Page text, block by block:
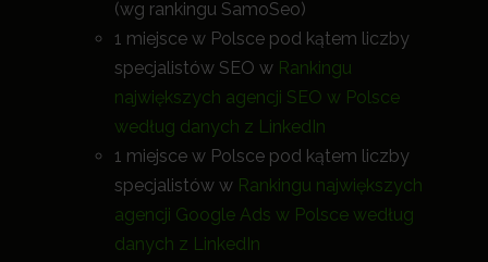
(wg rankingu SamoSeo)
1 miejsce w Polsce pod kątem liczby
specjalistów SEO w Rankingu
największych agencji SEO w Polsce
według danych z LinkedIn
1 miejsce w Polsce pod kątem liczby
specjalistów w Rankingu największych
agencji Google Ads w Polsce według
danych z LinkedIn